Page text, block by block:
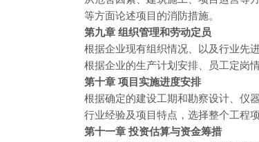
等方面论述项目的消防措施。
第九章 组织管理和劳动定员
根据企业现有组织情况、以及行业先
根据企业的生产计划安排、员工定岗
第十章 项目实施进度安排
根据确定的建设工期和勘察设计、仪
行业经验及项目特点，选择整个工程
第十一章 投资估算与资金筹措